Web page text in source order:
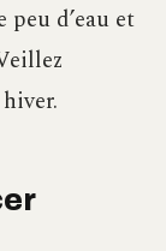
peu d’eau et